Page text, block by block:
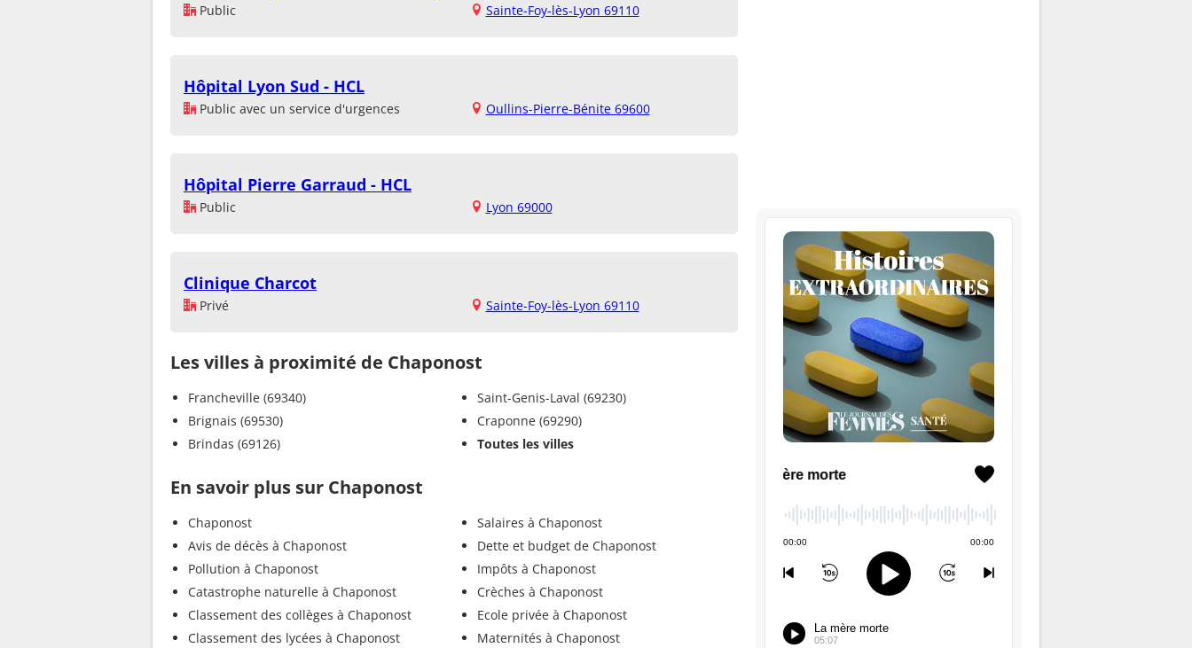
Public Sainte-Foy-lès-Lyon 69110
Hôpital Lyon Sud - HCL
Public avec un service d'urgences Oullins-Pierre-Bénite 69600
Hôpital Pierre Garraud - HCL
Public Lyon 69000
Clinique Charcot
Privé Sainte-Foy-lès-Lyon 69110
Les villes à proximité de Chaponost
Francheville (69340)
Brignais (69530)
Brindas (69126)
Saint-Genis-Laval (69230)
Craponne (69290)
Toutes les villes
En savoir plus sur Chaponost
Chaponost
Avis de décès à Chaponost
Pollution à Chaponost
Catastrophe naturelle à Chaponost
Classement des collèges à Chaponost
Classement des lycées à Chaponost
Salaires à Chaponost
Dette et budget de Chaponost
Impôts à Chaponost
Crèches à Chaponost
Ecole privée à Chaponost
Maternités à Chaponost